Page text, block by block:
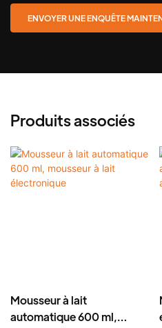
ENVOYER UNE ENQUÊTE
Produits associés
Mousseur à lait
automatique 600 ml,